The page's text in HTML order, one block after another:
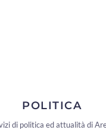
POLITICA
di politica ed attualità di